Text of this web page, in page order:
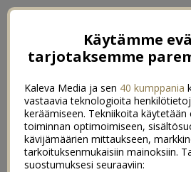
Käytämme
tarjotaksemme
Kaleva Media ja sen 40 kumppania
vastaavia teknologioita
keräämiseen. Tekniikoita käytetään
toiminnan optimoimiseen,
kävijämäärien mittaukseen,
tarkoituksenmukaisiin mainoksiin.
suostumuksesi seuraaviin: